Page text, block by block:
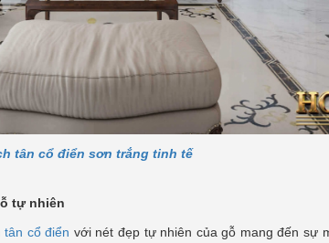
tân cổ điển sơn trắng tinh tế
tự nhiên
tân cổ điển với nét đẹp tự nhiên của gỗ mang đến sự